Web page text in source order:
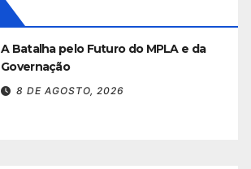
A Batalha pelo Futuro do MPLA e da
Governação
8 DE AGOSTO, 2026